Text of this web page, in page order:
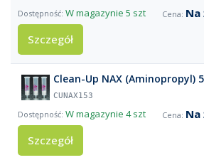
W magazynie 5 szt
Na
Szczegół
Clean-Up NAX (Aminopropyl)
CUNAX153
W magazynie 4 szt
Na
Szczegół